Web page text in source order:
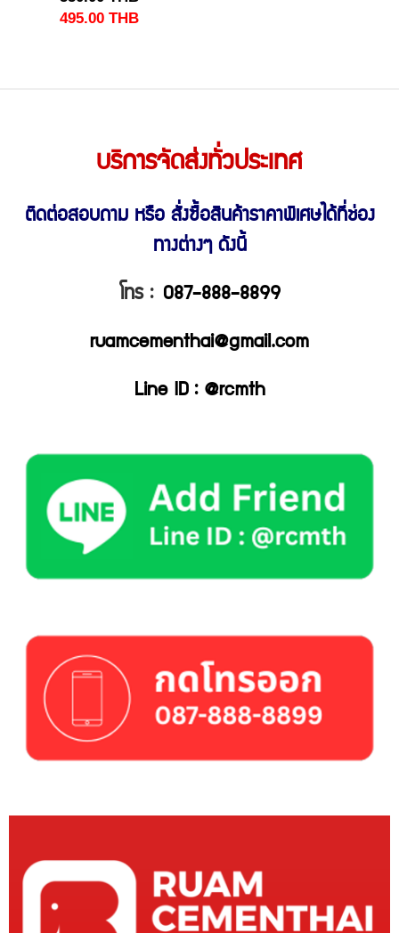
495.00 THB
บริการจัดส่งทั่วประเทศ
ติดต่อสอบถาม หรือ สั่งซื้อสินค้าราคาพิเศษได้ที่ช่อง
ทางต่างๆ ดังนี้
โทร : 087-888-8899
ruamcementhai@gmail.com
Line ID : @rcmth